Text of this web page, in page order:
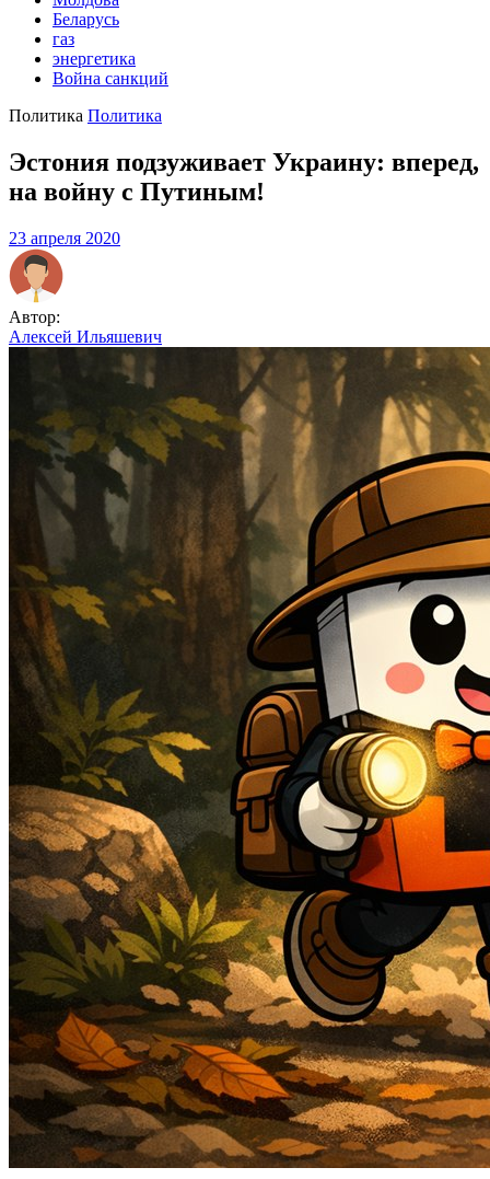
Беларусь
газ
энергетика
Война санкций
Политика Политика
Эстония подзуживает Украину: вперед,
на войну с Путиным!
23 апреля 2020
Автор:
Алексей Ильяшевич